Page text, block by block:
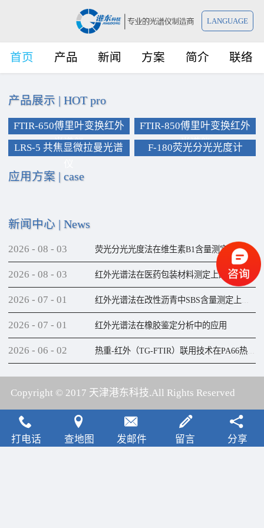
LANGUAGE
首页 产品 新闻 方案 简介 联络
产品展示 HOT pro
FTIR-650傅里叶变换红外
光谱仪
FTIR-850傅里叶变换红外
光谱仪
LRS-5 共焦显微拉曼光谱
F-180荧光分光光度计
应用方案 | case
新闻中心 News
荧光分光光度法在维生素B1含量测定上的应用
2026 - 08 - 03
红外光谱法在医药包装材料测定上的应用
2026 - 08 - 03
红外光谱法在改性沥青中SBS含量测定上的应用
2026 - 07 - 01
红外光谱法在橡胶鉴定分析中的应用
2026 - 07 - 01
热重-红外（TG-FTIR）联用技术在PA66热解研究上的应用
2026 - 06 - 02
Copyright © 2017 天津港东科技.All Rights Reserved
犀牛云提供云计算服务
打电话 查地图 发邮件 留言 分享